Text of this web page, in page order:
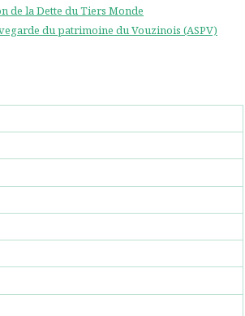
de la Dette du Tiers Monde
du patrimoine du Vouzinois (ASPV)